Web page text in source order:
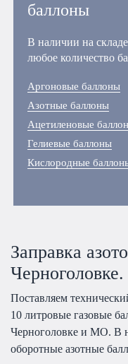
баллоны
В наличии на
любое количество
Аргоновые баллоны
Азотные баллоны
Ацетиленовые
Гелиевые баллоны
Кислородные
Заправка
Черноголовке.
Поставляем
10 литровые газовые
Черноголовке и МО. В
оборотные азотные